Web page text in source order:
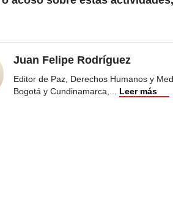
Juan Felipe Rodríguez
Editor de Paz, Derechos Humanos y
Bogotá y Cundinamarca,... Leer más